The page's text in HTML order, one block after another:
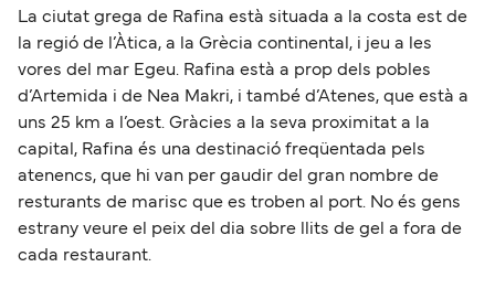
La ciutat grega de Rafina està situada a la costa est de
la regió de l’Àtica, a la Grècia continental, i jeu a les
vores del mar Egeu. Rafina està a prop dels pobles
d’Artemida i de Nea Makri, i també d’Atenes, que està a
uns 25 km a l’oest. Gràcies a la seva proximitat a la
capital, Rafina és una destinació freqüentada pels
atenencs, que hi van per gaudir del gran nombre de
resturants de marisc que es troben al port. No és gens
estrany veure el peix del dia sobre llits de gel a fora de
cada restaurant.